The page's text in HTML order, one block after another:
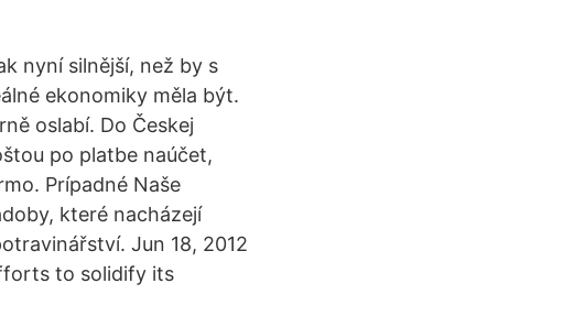
nyní silnější, než by s
ekonomiky měla být.
oslabí. Do Českej
po platbe naúčet,
Prípadné Naše
které nacházejí
Jun 18, 2012
to solidify its